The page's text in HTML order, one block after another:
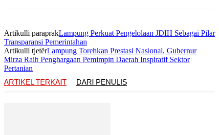
Artikulli paraprakLampung Perkuat Pengelolaan JDIH Sebagai Pilar
Transparansi Pemerintahan
Artikulli tjetërLampung Torehkan Prestasi Nasional, Gubernur
Mirza Raih Penghargaan Pemimpin Daerah Inspiratif Sektor
Pertanian
ARTIKEL TERKAIT
DARI PENULIS